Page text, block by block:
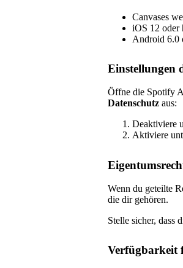
Canvases
iOS 12 oder
Android 6.0
Einstellungen
Öffne die Spotify
Datenschutz aus:
Deaktiviere
Aktiviere
Wenn du geteilte
die dir gehören.
Stelle sicher, dass
Verfügbarkeit